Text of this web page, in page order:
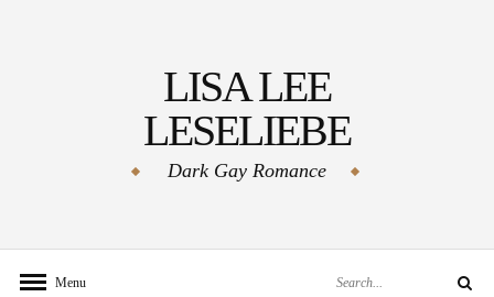
LISA LEE
LESELIEBE
Dark Gay Romance
Menu Search